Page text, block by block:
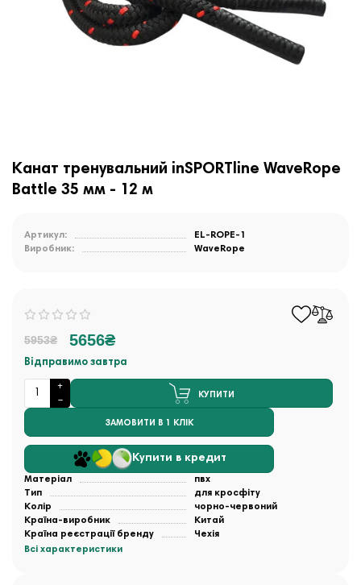
Канат тренувальний inSPORTline WaveRope
Battle 35 мм - 12 м
Артикул:
EL-ROPE-1
Виробник:
WaveRope
5953₴ 5656₴
Відправимо завтра
КУПИТИ
ЗАМОВИТИ В 1 КЛІК
Купити в кредит
Матеріал
пвх
Тип
для кросфіту
Колір
чорно-червоний
Країна-виробник
Китай
Країна реєстрації бренду
Чехія
Всі характеристики